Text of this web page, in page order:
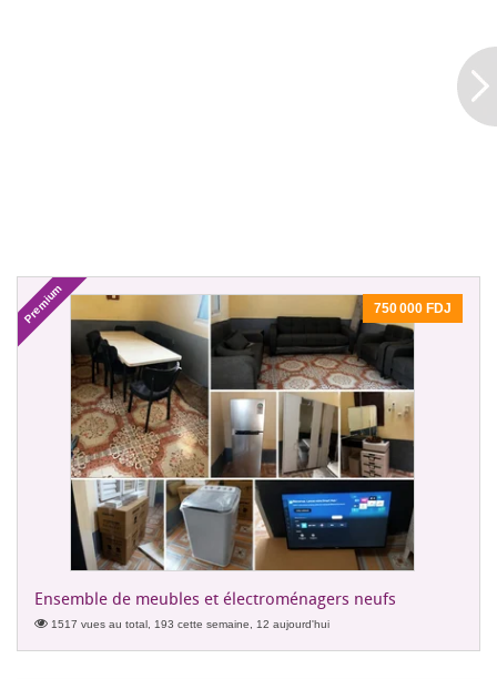
Premium 750 000 FDJ
Ensemble de meubles et électroménagers neufs
1517 vues au total, 193 cette semaine, 12 aujourd'hui